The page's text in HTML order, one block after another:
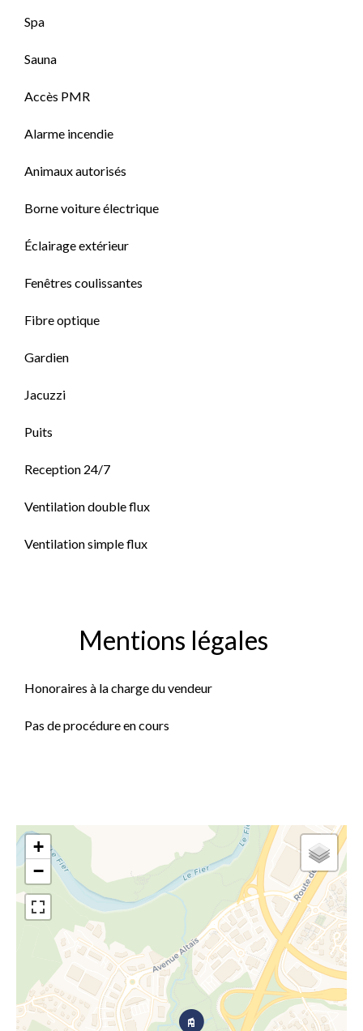
Spa
Sauna
Accès PMR
Alarme incendie
Animaux autorisés
Borne voiture électrique
Éclairage extérieur
Fenêtres coulissantes
Fibre optique
Gardien
Jacuzzi
Puits
Reception 24/7
Ventilation double flux
Ventilation simple flux
Mentions légales
Honoraires à la charge du vendeur
Pas de procédure en cours
+
−